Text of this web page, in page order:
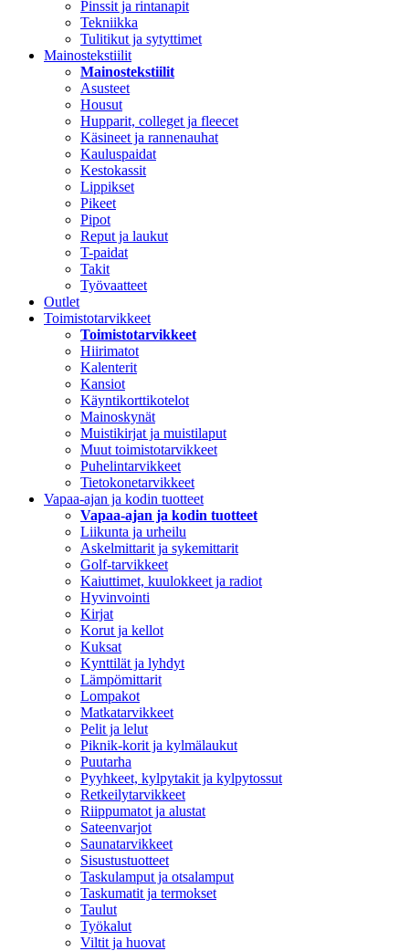
Pinssit ja rintanapit
Tekniikka
Tulitikut ja sytyttimet
Mainostekstiilit
Mainostekstiilit
Asusteet
Housut
Hupparit, colleget ja fleecet
Käsineet ja rannenauhat
Kauluspaidat
Kestokassit
Lippikset
Pikeet
Pipot
Reput ja laukut
T-paidat
Takit
Työvaatteet
Outlet
Toimistotarvikkeet
Toimistotarvikkeet
Hiirimatot
Kalenterit
Kansiot
Käyntikorttikotelot
Mainoskynät
Muistikirjat ja muistilaput
Muut toimistotarvikkeet
Puhelintarvikkeet
Tietokonetarvikkeet
Vapaa-ajan ja kodin tuotteet
Vapaa-ajan ja kodin tuotteet
Liikunta ja urheilu
Askelmittarit ja sykemittarit
Golf-tarvikkeet
Kaiuttimet, kuulokkeet ja radiot
Hyvinvointi
Kirjat
Korut ja kellot
Kuksat
Kynttilät ja lyhdyt
Lämpömittarit
Lompakot
Matkatarvikkeet
Pelit ja lelut
Piknik-korit ja kylmälaukut
Puutarha
Pyyhkeet, kylpytakit ja kylpytossut
Retkeilytarvikkeet
Riippumatot ja alustat
Sateenvarjot
Saunatarvikkeet
Sisustustuotteet
Taskulamput ja otsalamput
Taskumatit ja termokset
Taulut
Työkalut
Viltit ja huovat